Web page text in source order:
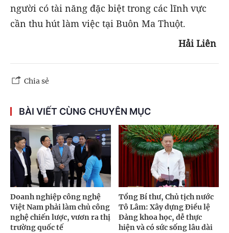
người có tài năng đặc biệt trong các lĩnh vực
cần thu hút làm việc tại Buôn Ma Thuột.
Hải Liên
Chia sẻ
BÀI VIẾT CÙNG CHUYÊN MỤC
Doanh nghiệp công nghệ
Việt Nam phải làm chủ công
nghệ chiến lược, vươn ra thị
trường quốc tế
Tổng Bí thư, Chủ tịch nước
Tô Lâm: Xây dựng Điều lệ
Đảng khoa học, dễ thực
hiện và có sức sống lâu dài